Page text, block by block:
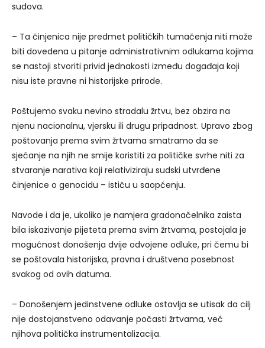
sudova.
– Ta činjenica nije predmet političkih tumačenja niti može
biti dovedena u pitanje administrativnim odlukama kojima
se nastoji stvoriti privid jednakosti između događaja koji
nisu iste pravne ni historijske prirode.
Poštujemo svaku nevino stradalu žrtvu, bez obzira na
njenu nacionalnu, vjersku ili drugu pripadnost. Upravo zbog
poštovanja prema svim žrtvama smatramo da se
sjećanje na njih ne smije koristiti za političke svrhe niti za
stvaranje narativa koji relativiziraju sudski utvrđene
činjenice o genocidu – ističu u saopćenju.
Navode i da je, ukoliko je namjera gradonačelnika zaista
bila iskazivanje pijeteta prema svim žrtvama, postojala je
mogućnost donošenja dvije odvojene odluke, pri čemu bi
se poštovala historijska, pravna i društvena posebnost
svakog od ovih datuma.
– Donošenjem jedinstvene odluke ostavlja se utisak da cilj
nije dostojanstveno odavanje počasti žrtvama, već
njihova politička instrumentalizacija.